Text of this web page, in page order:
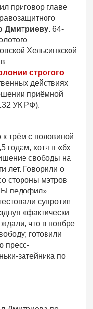
приговор главе
Дмитриеву. 64-
Хельсинкской
строгого
действиях
приёмной
УК РФ).
к трём с половиной
годам, хотя п «б»
свободы на
лет. Говорили о
стороны мэтров
педофил».
супротив
«фактически
что в ноябре
готовили
пресс-
затейника по